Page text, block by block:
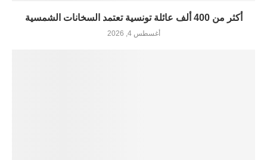
أكثر من 400 ألف عائلة تونسية تعتمد السخانات الشمسية
أغسطس 4, 2026